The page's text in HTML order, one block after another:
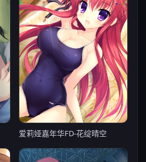
爱莉娅嘉年华FD-花绽晴空